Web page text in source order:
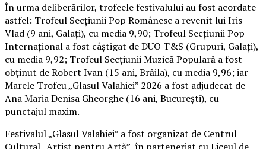
În urma deliberărilor, trofeele festivalului au fost acordate
astfel: Trofeul Secțiunii Pop Românesc a revenit lui Iris
Vlad (9 ani, Galați), cu media 9,90; Trofeul Secțiunii Pop
Internațional a fost câștigat de DUO T&S (Grupuri, Galați),
cu media 9,92; Trofeul Secțiunii Muzică Populară a fost
obținut de Robert Ivan (15 ani, Brăila), cu media 9,96; iar
Marele Trofeu „Glasul Valahiei” 2026 a fost adjudecat de
Ana Maria Denisa Gheorghe (16 ani, București), cu
punctajul maxim.
Festivalul „Glasul Valahiei” a fost organizat de Centrul